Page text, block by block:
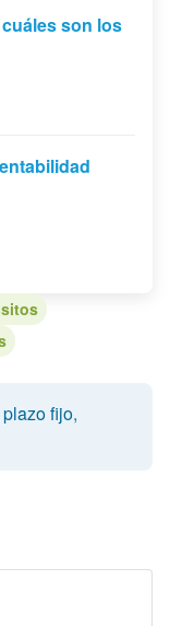
son los
fijo,